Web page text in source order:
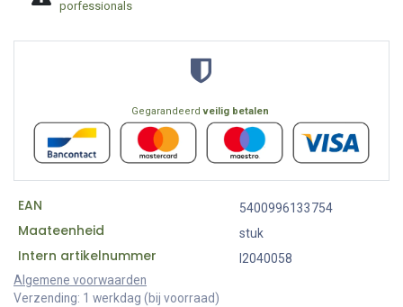
porfessionals
Gegarandeerdveilig betalen
EAN 5400996133754
Maateenheid stuk
Intern artikelnummer
I2040058
Algemene voorwaarden
Verzending: 1 werkdag (bij voorraad)